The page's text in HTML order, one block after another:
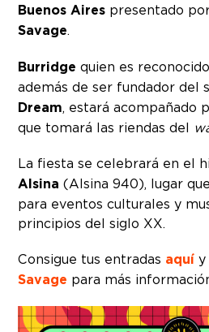
Buenos Aires presentado
Savage.
Burridge quien es
además de ser fundador del
Dream, estará acompañado
que tomará las riendas del
La fiesta se celebrará en el
Alsina (Alsina 940), lugar
para eventos culturales y
principios del siglo XX.
Consigue tus entradas aquí y
Savage para más